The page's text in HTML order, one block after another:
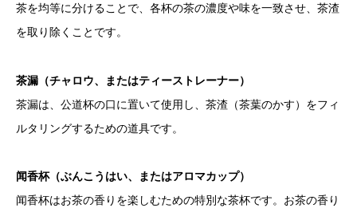
茶を均等に分けることで、各杯の茶の濃度や味を一致させ、茶渣
を取り除くことです。
茶漏（チャロウ、またはティーストレーナー）
茶漏は、公道杯の口に置いて使用し、茶渣（茶葉のかす）をフィ
ルタリングするための道具です。
闻香杯（ぶんこうはい、またはアロマカップ）
闻香杯はお茶の香りを楽しむための特別な茶杯です。お茶の香り